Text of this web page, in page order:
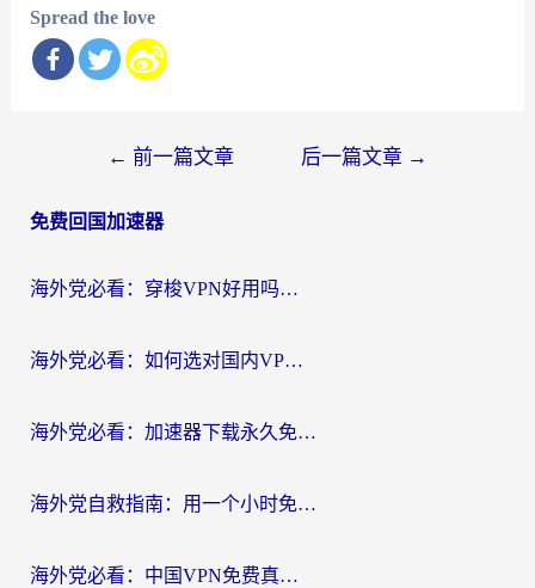
Spread the love
导
← 前一篇文章 后一篇文章 →
免费回国加速器
海外党必看：穿梭VPN好用吗？和云帆VPN对比哪个回国效果更好？附真实测评+避坑指南
海外党必看：如何选对国内VPN，实现无缝访问国内资源？
海外党必看：加速器下载永久免费版真的存在吗？教你无缝访问国内资源的正确姿势
海外党自救指南：用一个小时免费加速器，轻松打破国内资源访问壁垒？
海外党必看：中国VPN免费真的靠谱吗？手把手教你选对回国加速器